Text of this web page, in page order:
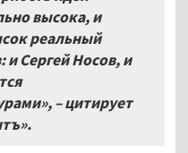
высока, и
реальный
и Сергей Носов, и
– цитирует